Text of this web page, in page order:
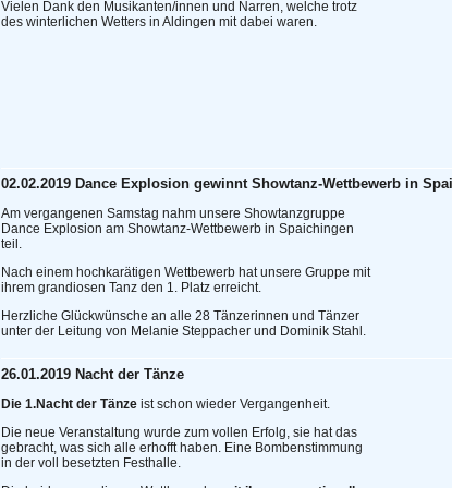
Vielen Dank den Musikanten/innen und Narren, welche trotz
des winterlichen Wetters in Aldingen mit dabei waren.
02.02.2019 Dance Explosion gewinnt Showtanz-Wettbewerb in
Am vergangenen Samstag nahm unsere Showtanzgruppe
Dance Explosion am Showtanz-Wettbewerb in Spaichingen
teil.
Nach einem hochkarätigen Wettbewerb hat unsere Gruppe mit
ihrem grandiosen Tanz den 1. Platz erreicht.
Herzliche Glückwünsche an alle 28 Tänzerinnen und Tänzer
unter der Leitung von Melanie Steppacher und Dominik Stahl.
26.01.2019 Nacht der Tänze
Die 1.Nacht der Tänze ist schon wieder Vergangenheit.
Die neue Veranstaltung wurde zum vollen Erfolg, sie hat das
gebracht, was sich alle erhofft haben. Eine Bombenstimmung
in der voll besetzten Festhalle.